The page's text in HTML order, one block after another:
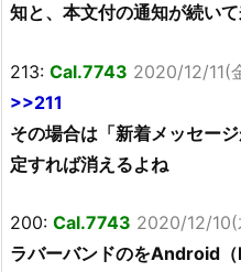
知と、本文付の通知が続い
213: Cal.7743 2020/12/11(
>>211
その場合は「新着メッセー
定すれば消えるよね
200: Cal.7743 2020/12/10(
ラバーバンドのをAndroid（